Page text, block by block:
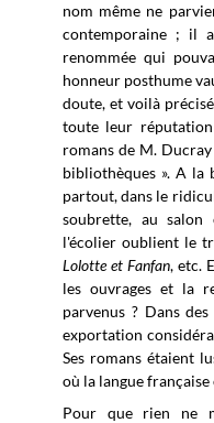
nom même ne
contemporaine ; il
renommée qui
honneur posthume
doute, et voilà
toute leur
romans de M.
bibliothèques ». A la
partout, dans le
soubrette, au
l'écolier oublient le
Lolotte et Fanfan, etc.
les ouvrages et la
parvenus ? Dans
exportation
Ses romans étaient
où la langue
Pour que rien ne